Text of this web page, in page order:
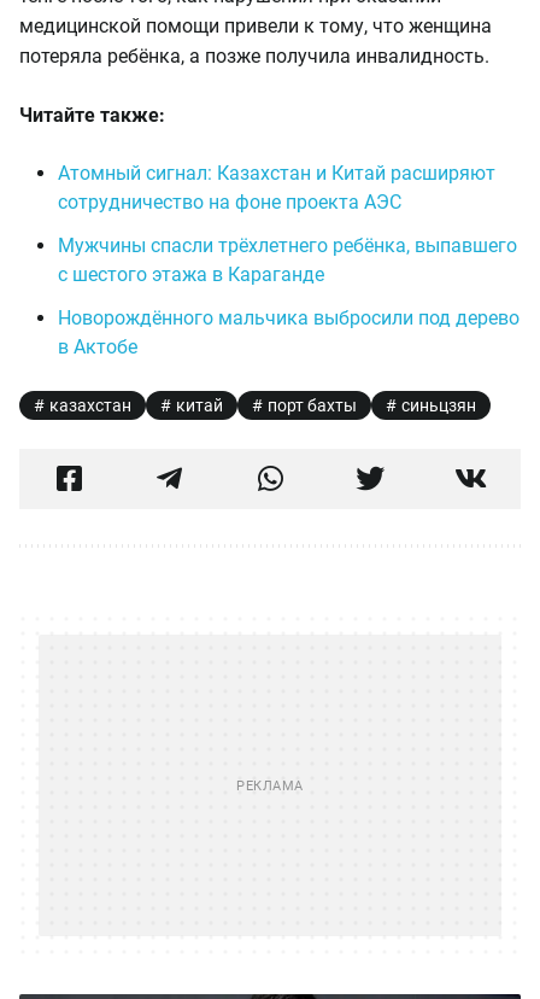
медицинской помощи привели к тому, что женщина
потеряла ребёнка, а позже получила инвалидность.
Читайте также:
Атомный сигнал: Казахстан и Китай расширяют
сотрудничество на фоне проекта АЭС
Мужчины спасли трёхлетнего ребёнка, выпавшего
с шестого этажа в Караганде
Новорождённого мальчика выбросили под дерево
в Актобе
казахстан китай порт бахты синьцзян